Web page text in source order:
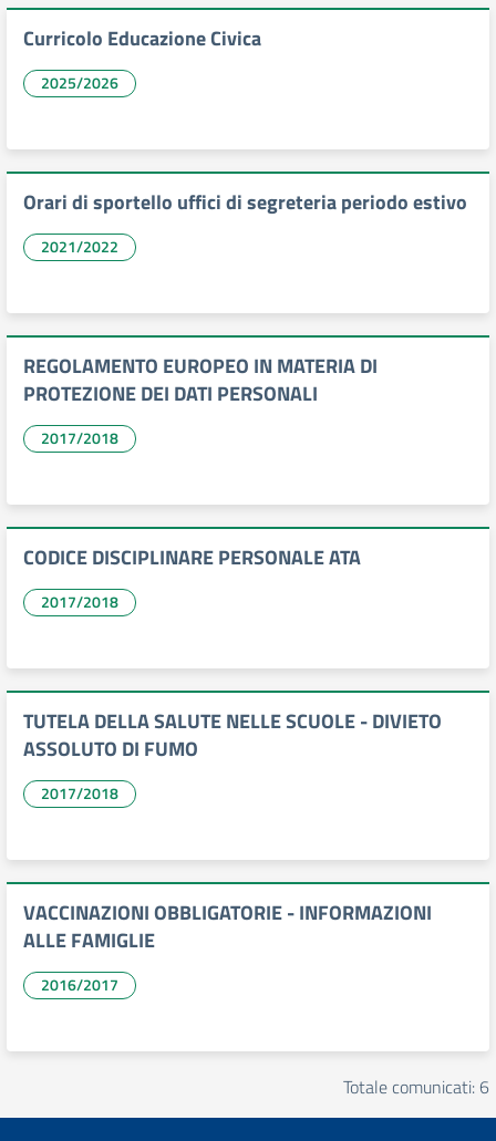
Curricolo Educazione Civica
2025/2026
Orari di sportello uffici di segreteria periodo estivo
2021/2022
REGOLAMENTO EUROPEO IN MATERIA DI
PROTEZIONE DEI DATI PERSONALI
2017/2018
CODICE DISCIPLINARE PERSONALE ATA
2017/2018
TUTELA DELLA SALUTE NELLE SCUOLE - DIVIETO
ASSOLUTO DI FUMO
2017/2018
VACCINAZIONI OBBLIGATORIE - INFORMAZIONI
ALLE FAMIGLIE
2016/2017
Totale comunicati: 6